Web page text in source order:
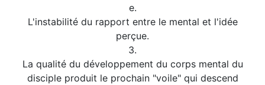
e.
L'instabilité du rapport entre le mental et l'idée
perçue.
3.
La qualité du développement du corps mental du
disciple produit le prochain "voile" qui descend